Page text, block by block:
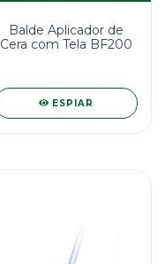
Balde Aplicador de
Cera com Tela BF200
ESPIAR